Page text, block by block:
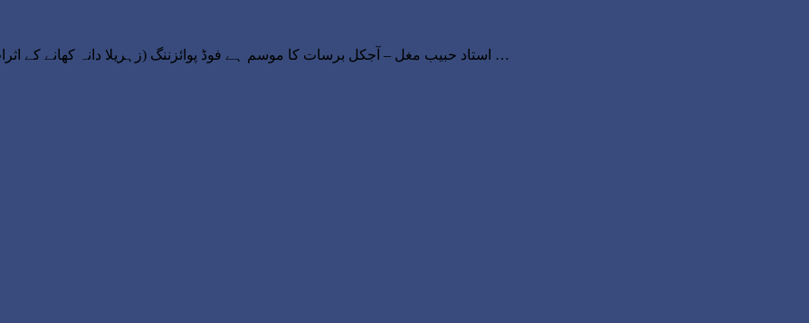
استاد حبیب مغل – آجکل برسات کا موسم ہے فوڈ پوائزننگ (زہریلا دانہ کھانے کے اثرات) عام ہیں. چونکہ فضا میں نمی بہت زیادہ ہوتی ہے تو رات کا گرا …